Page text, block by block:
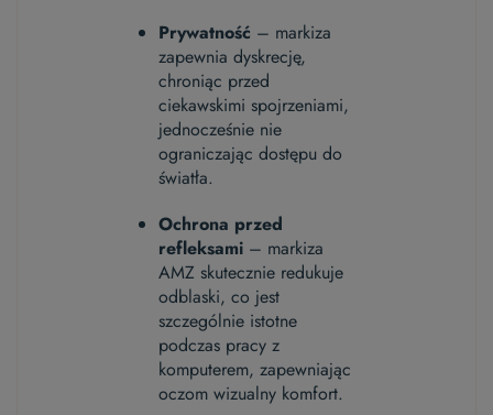
Prywatność – markiza
zapewnia dyskrecję,
chroniąc przed
ciekawskimi spojrzeniami,
jednocześnie nie
ograniczając dostępu do
światła.
Ochrona przed
refleksami – markiza
AMZ skutecznie redukuje
odblaski, co jest
szczególnie istotne
podczas pracy z
komputerem, zapewniając
oczom wizualny komfort.